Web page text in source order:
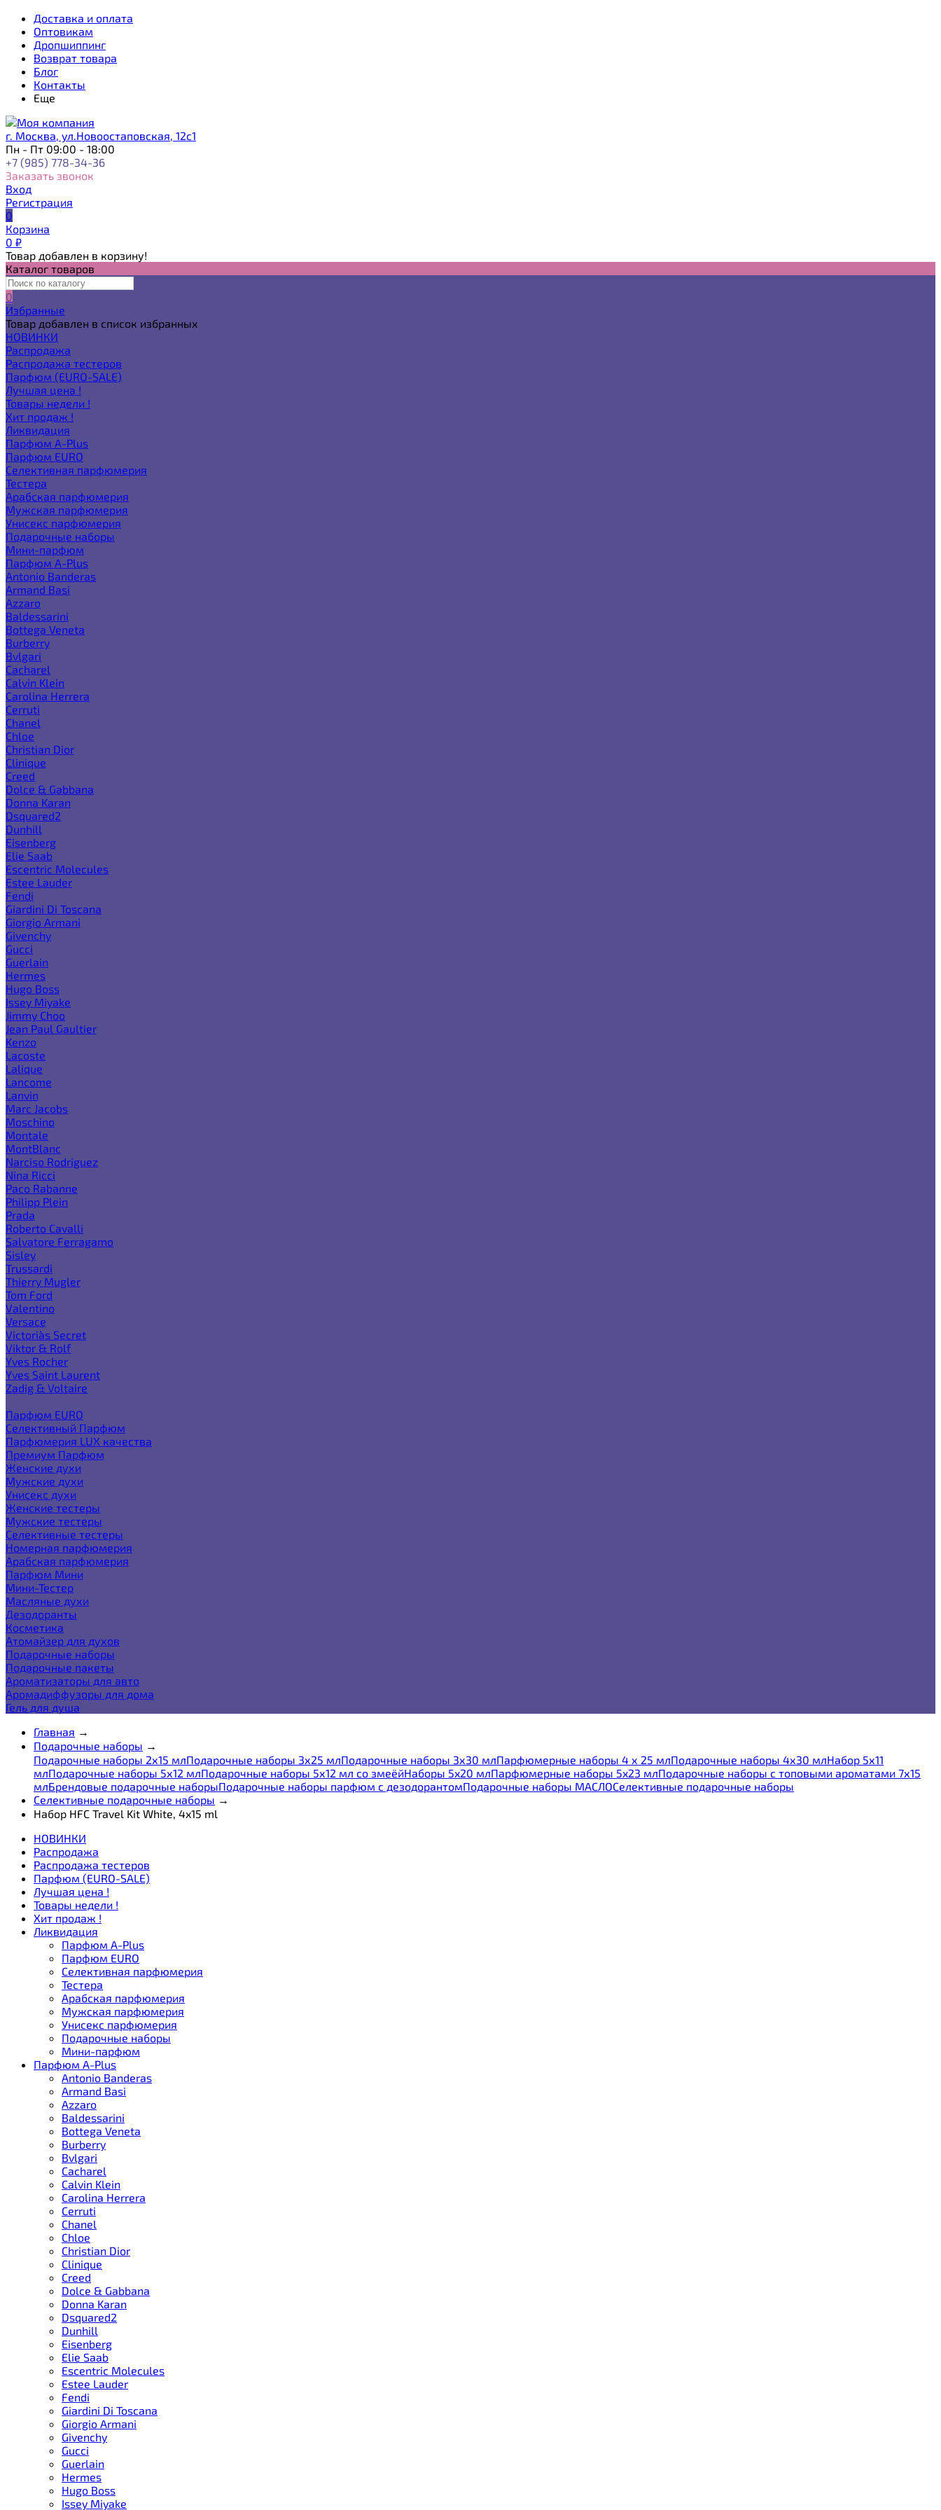
Доставка и оплата
Оптовикам
Дропшиппинг
Возврат товара
Блог
Контакты
Еще
г. Москва, ул.Новоостаповская, 12с1
Пн - Пт 09:00 - 18:00
+7 (985) 778-34-36
Заказать звонок
Вход
Регистрация
0
Корзина
0 ₽
Товар добавлен в корзину!
Каталог товаров
0
Избранные
Товар добавлен в список избранных
НОВИНКИ
Распродажа
Распродажа тестеров
Парфюм (EURO-SALE)
Лучшая цена !
Товары недели !
Хит продаж !
Ликвидация
Парфюм A-Plus
Парфюм EURO
Селективная парфюмерия
Тестера
Арабская парфюмерия
Мужская парфюмерия
Унисекс парфюмерия
Подарочные наборы
Мини-парфюм
Парфюм A-Plus
Antonio Banderas
Armand Basi
Azzaro
Baldessarini
Bottega Veneta
Burberry
Bvlgari
Cacharel
Calvin Klein
Carolina Herrera
Cerruti
Chanel
Chloe
Christian Dior
Clinique
Creed
Dolce & Gabbana
Donna Karan
Dsquared2
Dunhill
Eisenberg
Elie Saab
Escentric Molecules
Estee Lauder
Fendi
Giardini Di Toscana
Giorgio Armani
Givenchy
Gucci
Guerlain
Hermes
Hugo Boss
Issey Miyake
Jimmy Choo
Jean Paul Gaultier
Kenzo
Lacoste
Lalique
Lancome
Lanvin
Marc Jacobs
Moschino
Montale
MontBlanc
Narciso Rodriguez
Nina Ricci
Paco Rabanne
Philipp Plein
Prada
Roberto Cavalli
Salvatore Ferragamo
Sisley
Trussardi
Thierry Mugler
Tom Ford
Valentino
Versace
Victoria`s Secret
Viktor & Rolf
Yves Rocher
Yves Saint Laurent
Zadig & Voltaire
Парфюм EURO
Селективный Парфюм
Парфюмерия LUX качества
Премиум Парфюм
Женские духи
Мужские духи
Унисекс духи
Женские тестеры
Мужские тестеры
Селективные тестеры
Номерная парфюмерия
Арабская парфюмерия
Парфюм Мини
Мини-Тестер
Масляные духи
Дезодоранты
Косметика
Атомайзер для духов
Подарочные наборы
Подарочные пакеты
Ароматизаторы для авто
Аромадиффузоры для дома
Гель для душа
Главная →
Подарочные наборы →
Подарочные наборы 2х15 млПодарочные наборы 3х25 млПодарочные наборы 3х30 млПарфюмерные наборы 4 х 25 млПодарочные наборы 4х30 млНабор 5х11
млПодарочные наборы 5х12 млПодарочные наборы 5х12 мл со змеёйНаборы 5x20 млПарфюмерные наборы 5x23 млПодарочные наборы с топовыми ароматами 7х15
млБрендовые подарочные наборыПодарочные наборы парфюм с дезодорантомПодарочные наборы МАСЛОСелективные подарочные наборы
Селективные подарочные наборы →
Набор HFC Travel Kit White, 4x15 ml
НОВИНКИ
Распродажа
Распродажа тестеров
Парфюм (EURO-SALE)
Лучшая цена !
Товары недели !
Хит продаж !
Ликвидация
Парфюм A-Plus
Парфюм EURO
Селективная парфюмерия
Тестера
Арабская парфюмерия
Мужская парфюмерия
Унисекс парфюмерия
Подарочные наборы
Мини-парфюм
Парфюм A-Plus
Antonio Banderas
Armand Basi
Azzaro
Baldessarini
Bottega Veneta
Burberry
Bvlgari
Cacharel
Calvin Klein
Carolina Herrera
Cerruti
Chanel
Chloe
Christian Dior
Clinique
Creed
Dolce & Gabbana
Donna Karan
Dsquared2
Dunhill
Eisenberg
Elie Saab
Escentric Molecules
Estee Lauder
Fendi
Giardini Di Toscana
Giorgio Armani
Givenchy
Gucci
Guerlain
Hermes
Hugo Boss
Issey Miyake